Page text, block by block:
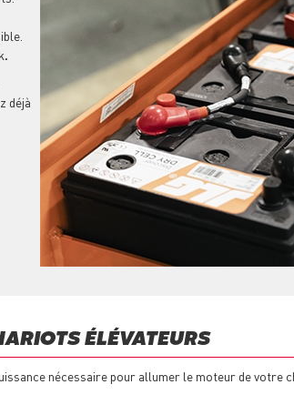
.
déjà
ÉLÉVATEURS
nécessaire pour allumer le moteur de votre